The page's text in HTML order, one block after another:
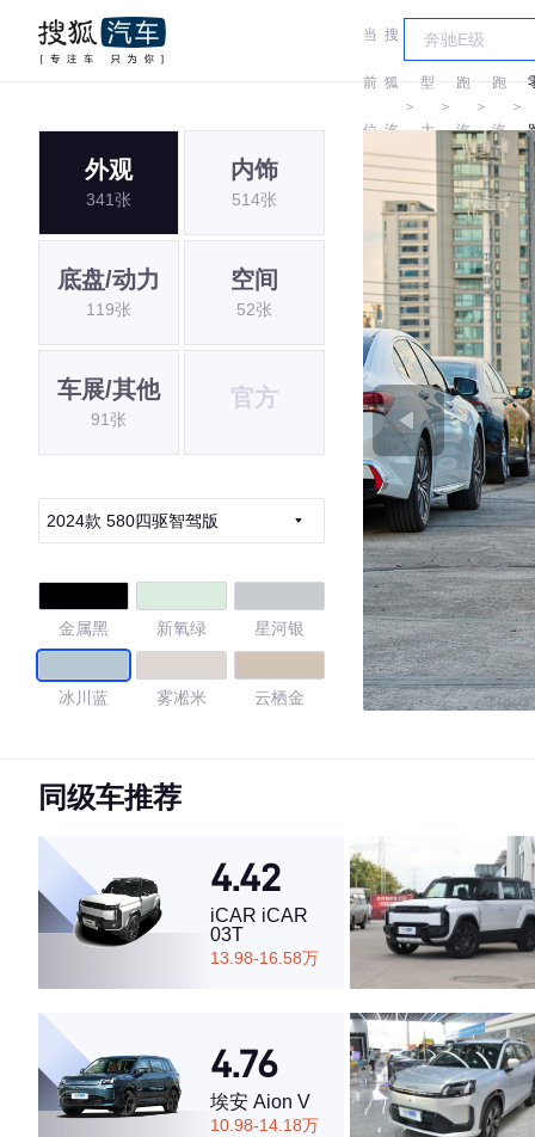
当
前
位
置:
搜
狐
汽
车
＞
车
型
大
全
＞
零
跑
汽
车
＞
跑
汽
车
＞
外观
341张
内饰
514张
底盘/动力
119张
空间
52张
车展/其他
91张
官方
2024款 580四驱智驾版
金属黑 新氧绿 星河银
冰川蓝 雾凇米 云栖金
4.73
·外观表现较为优秀，优于59%同级车
·内饰表现较为优秀，优于69%同级车
·空间表现较为优秀，优于67%同级车
同级车推荐
4.42
iCAR iCAR
03T
13.98-16.58万
4.76
埃安 Aion V
10.98-14.18万